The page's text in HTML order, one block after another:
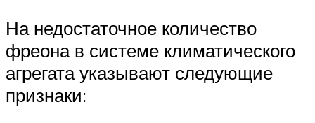
На недостаточное количество
фреона в системе климатического
агрегата указывают следующие
признаки: